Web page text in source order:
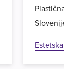
u